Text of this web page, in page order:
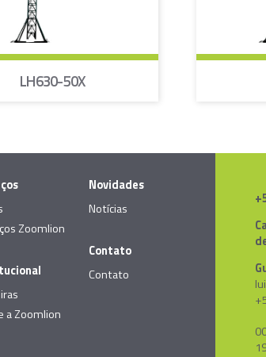
LH630-50X
Zoomlion
a Zoomlion
Novidades
Notícias
Contato
Contato